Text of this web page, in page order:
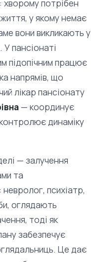
хворому потрібен
у якому немає
вони викликають у
пансіонаті
підопічним працює
напрямів, що
лікар пансіонату
— координує
динаміку
— залучення
та
психіатр,
оглядають
тоді як
забезпечує
Це дає